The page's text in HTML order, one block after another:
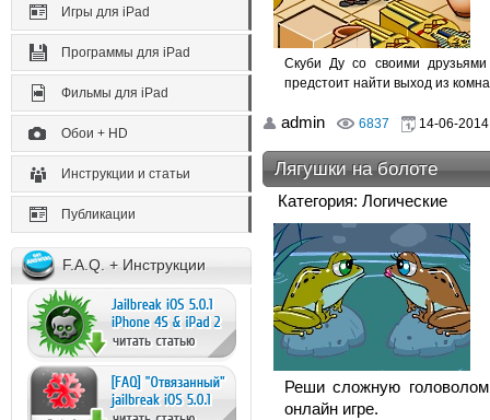
Игры для iPad
Программы для iPad
Фильмы для iPad
Обои + HD
Инструкции и статьи
Публикации
F.A.Q. + Инструкции
Скуби Ду со своими
предстоит найти выход из
admin 6837 14-06-
Лягушки на болоте
Категория: Логические
Реши сложную
онлайн игре.